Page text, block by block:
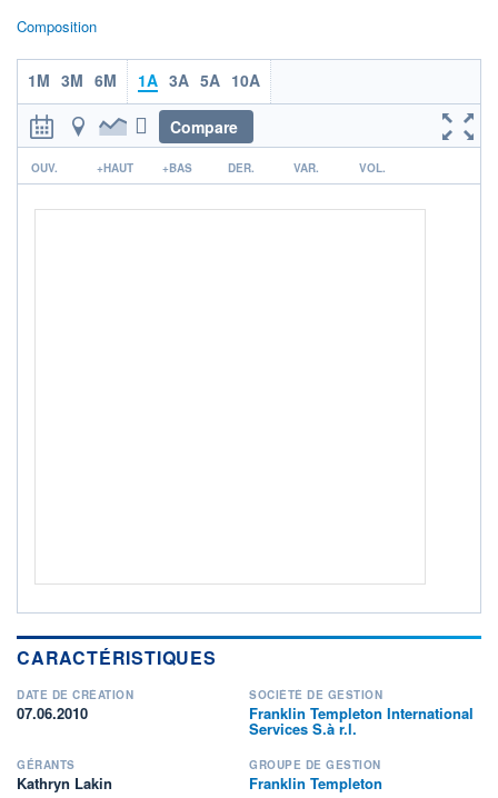
CATÉGORIE MORNINGSTAR
Actions Etats-Unis Gdes
Cap. Mixte
FONDS PARTENAIRES
TARIFS PRIVILÉGIÉS 0%
ÉLIGIBILITÉ
PEA PEA-PME BOURSOVIE LUX
BOURSOVIE
CTO BUSINESS
Composition
1M 3M 6M 1A 3A 5A 10A
Compare
r
OUV. +HAUT +BAS DER. VAR. VOL.
CARACTÉRISTIQUES
DATE DE CRÉATION
07.06.2010
SOCIÉTÉ DE GESTION
Franklin Templeton International
Services S.à r.l.
GÉRANTS
Kathryn Lakin
GROUPE DE GESTION
Franklin Templeton